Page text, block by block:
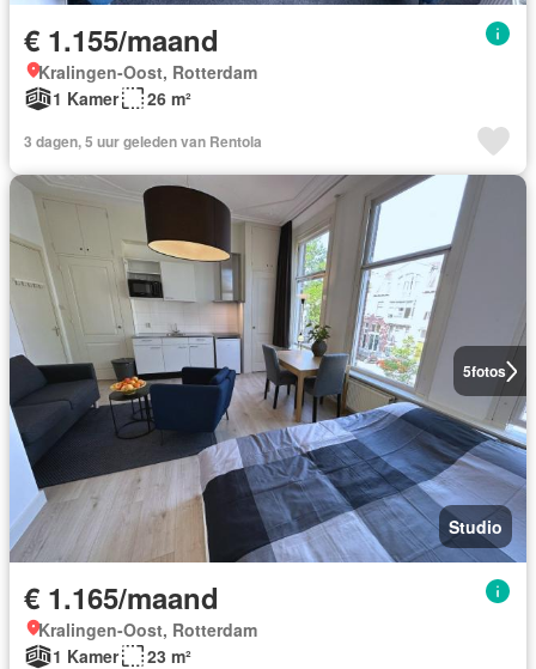
€ 1.155/maand
Kralingen-Oost, Rotterdam
1 Kamer
26 m²
3 dagen, 5 uur geleden van Rentola
5fotos
Studio
€ 1.165/maand
Kralingen-Oost, Rotterdam
1 Kamer
23 m²